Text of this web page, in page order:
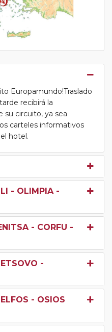
Europamundo!Traslado
recibirá la
su circuito, ya sea
carteles informativos
hotel.
- OLIMPIA -
- CORFU -
-
- OSIOS